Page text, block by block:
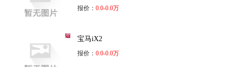
报价： 0.0-0.0万
宝马iX2
报价： 0.0-0.0万